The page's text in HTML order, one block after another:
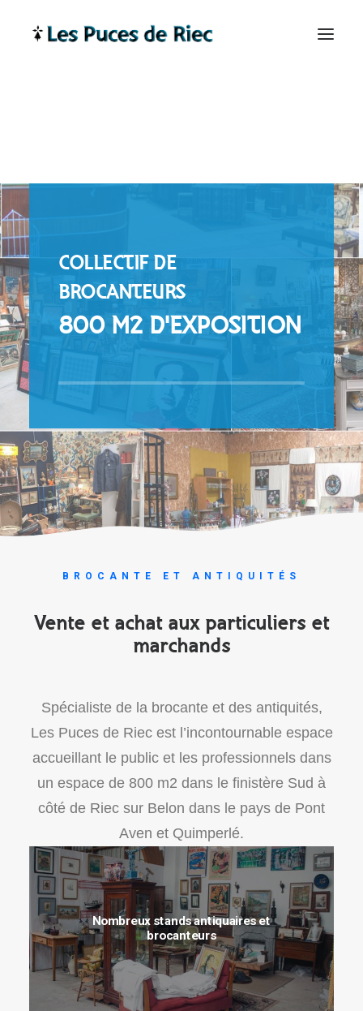
COLLECTIF DE
BROCANTEURS
800 M2 D'EXPOSITION
BROCANTE ET ANTIQUITÉS
Vente et achat aux particuliers et
marchands
Spécialiste de la brocante et des antiquités,
Les Puces de Riec est l’incontournable espace
accueillant le public et les professionnels dans
un espace de 800 m2 dans le finistère Sud à
côté de Riec sur Belon dans le pays de Pont
Aven et Quimperlé.
Nombreux stands antiquaires et
brocanteurs